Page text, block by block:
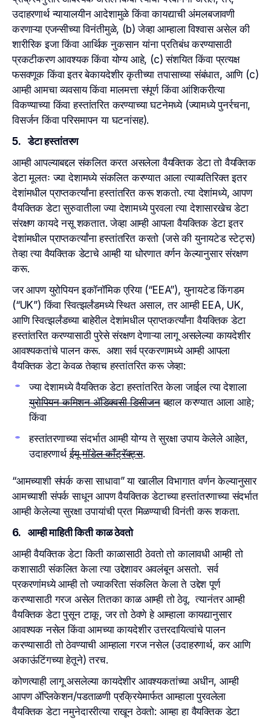
उदाहरणार्थ न्यायालयीन आदेशामुळे किंवा कायद्याची अंमलबजावणी
करणाऱ्या एजन्सीच्या विनंतीमुळे, (b) जेव्हा आम्हाला विश्वास असेल की
शारीरिक इजा किंवा आर्थिक नुकसान यांना प्रतिबंध करण्यासाठी
प्रकटीकरण आवश्यक किंवा योग्य आहे, (c) संशयित किंवा प्रत्यक्ष
फसवणूक किंवा इतर बेकायदेशीर कृतीच्या तपासाच्या संबंधात, आणि (c)
आम्ही आमचा व्यवसाय किंवा मालमत्ता संपूर्ण किंवा आंशिकरीत्या
विकण्याच्या किंवा हस्तांतरित करण्याच्या घटनेमध्ये (ज्यामध्ये पुनर्रचना,
विसर्जन किंवा परिसमापन या घटनांसह).
5. डेटा हस्तांतरण
आम्ही आपल्याबद्दल संकलित करत असलेला वैयक्तिक डेटा तो वैयक्तिक
डेटा मूलतः ज्या देशामध्ये संकलित करण्यात आला त्याव्यतिरिक्त इतर
देशांमधील प्राप्तकर्त्यांना हस्तांतरित करू शकतो. त्या देशांमध्ये, आपण
वैयक्तिक डेटा सुरुवातीला ज्या देशामध्ये पुरवला त्या देशासारखेच डेटा
संरक्षण कायदे नसू शकतात. जेव्हा आम्ही आपला वैयक्तिक डेटा इतर
देशांमधील प्राप्तकर्त्यांना हस्तांतरित करतो (जसे की युनायटेड स्टेट्स)
तेव्हा त्या वैयक्तिक डेटाचे आम्ही या धोरणात वर्णन केल्यानुसार संरक्षण
करू.
जर आपण युरोपियन इकॉनॉमिक एरिया (“EEA”), युनायटेड किंगडम
(“UK”) किंवा स्वित्झर्लंडमध्ये स्थित असाल, तर आम्ही EEA, UK,
आणि स्वित्झर्लंडच्या बाहेरील देशांमधील प्राप्तकर्त्यांना वैयक्तिक डेटा
हस्तांतरित करण्यासाठी पुरेसे संरक्षण देणाऱ्या लागू असलेल्या कायदेशीर
आवश्यकतांचे पालन करू. अशा सर्व प्रकरणामध्ये आम्ही आपला
वैयक्तिक डेटा केवळ तेव्हाच हस्तांतरित करू जेव्हा:
ज्या देशामध्ये वैयक्तिक डेटा हस्तांतरित केला जाईल त्या देशाला
युरोपियन कमिशन ॲडिक्वसी डिसीजनबहाल करण्यात आला आहे;
किंवा
हस्तांतरणाच्या संदर्भात आम्ही योग्य ते सुरक्षा उपाय केलेले आहेत,
उदाहरणार्थईयू मॉडेल काँट्रॅक्ट्स.
“आमच्याशी संपर्क कसा साधावा” या खालील विभागात वर्णन केल्यानुसार
आमच्याशी संपर्क साधून आपण वैयक्तिक डेटाच्या हस्तांतरणाच्या संदर्भात
आम्ही केलेल्या सुरक्षा उपायांची प्रत मिळण्याची विनंती करू शकता.
6. आम्ही माहिती किती काळ ठेवतो
आम्ही वैयक्तिक डेटा किती काळासाठी ठेवतो तो कालावधी आम्ही तो
कशासाठी संकलित केला त्या उद्देशावर अवलंबून असतो. सर्व
प्रकरणांमध्ये आम्ही तो ज्याकरिता संकलित केला ते उद्देश पूर्ण
करण्यासाठी गरज असेल तितका काळ आम्ही तो ठेवू. त्यानंतर आम्ही
वैयक्तिक डेटा पुसून टाकू, जर तो ठेवणे हे आम्हाला कायद्यानुसार
आवश्यक नसेल किंवा आमच्या कायदेशीर उत्तरदायित्वांचे पालन
करण्यासाठी तो ठेवण्याची आम्हाला गरज नसेल (उदाहरणार्थ, कर आणि
अकाऊंटिंगच्या हेतूने) तरच.
कोणत्याही लागू असलेल्या कायदेशीर आवश्यकतांच्या अधीन, आम्ही
आपण ॲप्लिकेशन/पडताळणी प्रक्रियेमार्फत आम्हाला पुरवलेला
वैयक्तिक डेटा नमुनेदाररीत्या राखून ठेवतो: आम्हा हा वैयक्तिक डेटा